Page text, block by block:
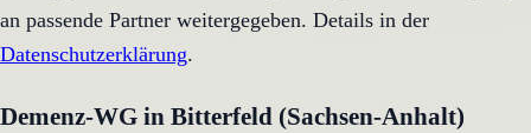
an passende Partner weitergegeben. Details in der
Datenschutzerklärung.
Demenz-WG in Bitterfeld (Sachsen-Anhalt)